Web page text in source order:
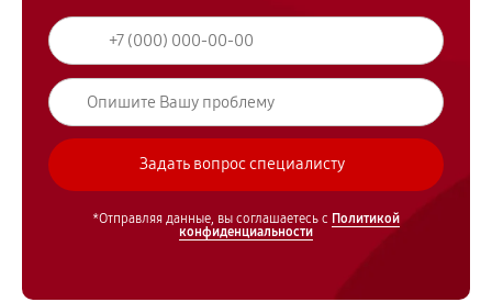
*Отправляя данные, вы соглашаетесь с Политикой
конфиденциальности